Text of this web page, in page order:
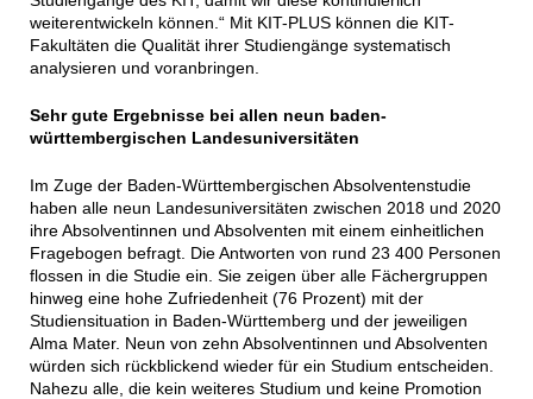
weiterentwickeln können.“ Mit KIT-PLUS können die KIT-
Fakultäten die Qualität ihrer Studiengänge systematisch
analysieren und voranbringen.
Sehr gute Ergebnisse bei allen neun baden-
württembergischen Landesuniversitäten
Im Zuge der Baden-Württembergischen Absolventenstudie
haben alle neun Landesuniversitäten zwischen 2018 und 2020
ihre Absolventinnen und Absolventen mit einem einheitlichen
Fragebogen befragt. Die Antworten von rund 23 400 Personen
flossen in die Studie ein. Sie zeigen über alle Fächergruppen
hinweg eine hohe Zufriedenheit (76 Prozent) mit der
Studiensituation in Baden-Württemberg und der jeweiligen
Alma Mater. Neun von zehn Absolventinnen und Absolventen
würden sich rückblickend wieder für ein Studium entscheiden.
Nahezu alle, die kein weiteres Studium und keine Promotion